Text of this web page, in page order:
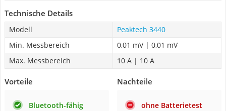
Technische Details
Modell
Peaktech 3440
Min. Messbereich
0,01 mV | 0,01 mV
Max. Messbereich
10 A | 10 A
Vorteile
Bluetooth-fähig
Nachteile
ohne Batterietest